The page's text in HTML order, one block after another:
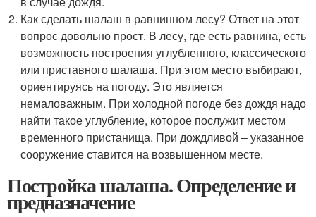
Как сделать шалаш в равнинном лесу? Ответ на этот
вопрос довольно прост. В лесу, где есть равнина, есть
возможность построения углубленного, классического
или приставного шалаша. При этом место выбирают,
ориентируясь на погоду. Это является
немаловажным. При холодной погоде без дождя надо
найти такое углубление, которое послужит местом
временного пристанища. При дождливой – указанное
сооружение ставится на возвышенном месте.
Постройка шалаша. Определение и
предназначение